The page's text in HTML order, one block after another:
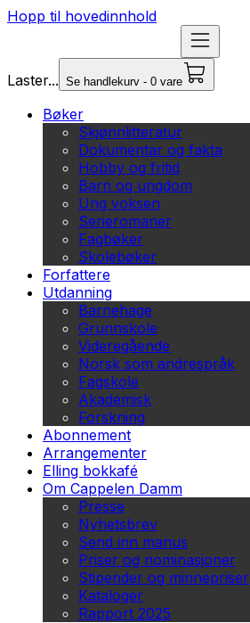
Hopp til hovedinnhold
Laster... Se handlekurv - 0 vare
Bøker
Skjønnlitteratur
Dokumentar og fakta
Hobby og fritid
Barn og ungdom
Ung voksen
Serieromaner
Fagbøker
Skolebøker
Forfattere
Utdanning
Barnehage
Grunnskole
Videregående
Norsk som andrespråk
Fagskole
Akademisk
Forskning
Abonnement
Arrangementer
Elling bokkafé
Om Cappelen Damm
Presse
Nyhetsbrev
Send inn manus
Priser og nominasjoner
Stipender og minnepriser
Kataloger
Rapport 2025